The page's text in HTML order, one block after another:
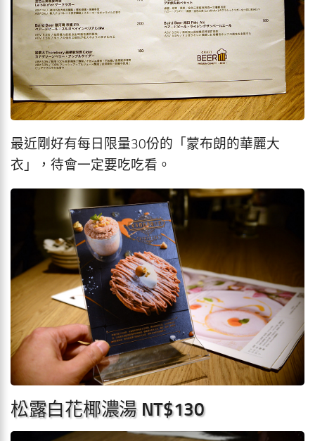
最近剛好有每日限量30份的「蒙布朗的華麗大
衣」，待會一定要吃吃看。
松露白花椰濃湯 NT$130